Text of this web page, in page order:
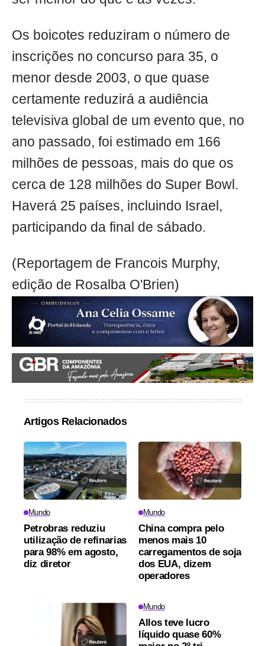
Os boicotes reduziram o número de
inscrições no concurso para 35, o
menor desde 2003, o que quase
certamente reduzirá a audiência
televisiva global de um evento que, no
ano passado, foi estimado em 166
milhões de pessoas, mais do que os
cerca de 128 milhões do Super Bowl.
Haverá 25 países, incluindo Israel,
participando da final de sábado.
(Reportagem de Francois Murphy,
edição de Rosalba O'Brien)
Artigos Relacionados
Mundo
Petrobras reduziu
utilização de refinarias
para 98% em agosto,
diz diretor
Mundo
China compra pelo
menos mais 10
carregamentos de soja
dos EUA, dizem
operadores
Mundo
Allos teve lucro
líquido quase 60%